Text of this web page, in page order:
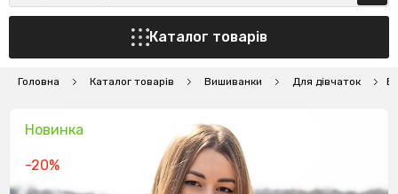
Каталог товарів
Головна Каталог товарів Вишиванки Для дівчаток
Новинка
-20%